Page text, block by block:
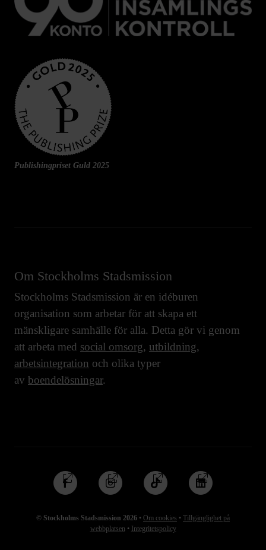
Publishingpriset Guld 2025
Om Stockholms Stadsmission
Stockholms Stadsmission är en idéburen
organisation som arbetar för att skapa ett
mänskligare samhälle för alla. Detta gör vi genom
att arbeta med social omsorg, utbildning,
arbetsintegration och olika typer
av boendelösningar.
© Stockholms Stadsmission 2026 • Om cookies • Tillgänglighet på
webbplatsen • Integritetspolicy
Följ
oss
Facebook
Följ
oss
Instagram
Följ
oss
TikTok
Följ
oss
Linkedin